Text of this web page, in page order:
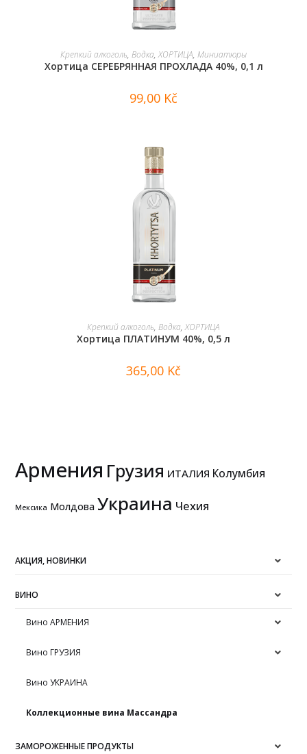
В КОРЗИНУ
Крепкий алкоголь, Водка,ХОРТИЦА, Миниатюры
Хортица СЕРЕБРЯННАЯ ПРОХЛАДА 40%, 0,1 л
99,00 Kč
В КОРЗИНУ
Крепкий алкоголь, Водка,ХОРТИЦА
Хортица ПЛАТИНУМ 40%, 0,5 л
365,00 Kč
Армения Грузия ИТАЛИЯ Колумбия
Мексика Молдова Украина Чехия
АКЦИЯ, НОВИНКИ
ВИНО
Вино АРМЕНИЯ
Вино ГРУЗИЯ
Вино УКРАИНА
Коллекционные вина Массандра
ЗАМОРОЖЕННЫЕ ПРОДУКТЫ